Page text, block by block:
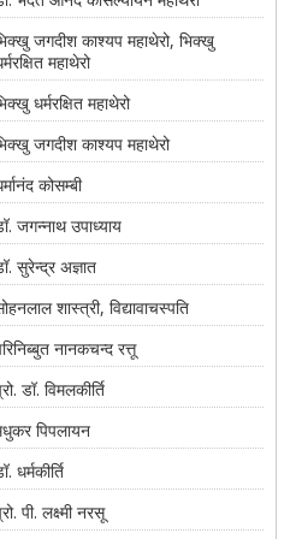
जगदीश काश्यप महाथेरो, भिक्खु
महाथेरो
धर्मरक्षित महाथेरो
जगदीश काश्यप महाथेरो
कोसम्बी
जगन्नाथ उपाध्याय
सुरेन्द्र अज्ञात
शास्त्री, विद्यावाचस्पति
नानकचन्द रत्तू
डॉ. विमलकीर्ति
पिपलायन
धर्मकीर्ति
पी. लक्ष्मी नरसू